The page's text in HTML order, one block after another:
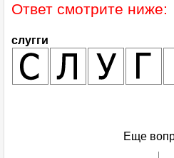
Ответ смотрите ниже:
слугги
Еще